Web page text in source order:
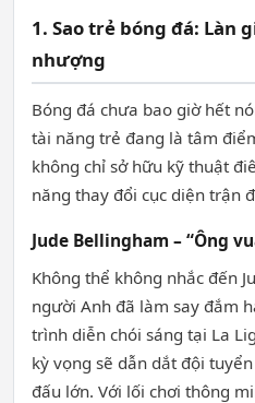
1. Sao trẻ bóng đá: Làn
nhượng
Bóng đá chưa bao giờ hết
tài năng trẻ đang là tâm
không chỉ sở hữu kỹ thuật
năng thay đổi cục diện trận
Jude Bellingham – “Ông
Không thể không nhắc đến
người Anh đã làm say đắm
trình diễn chói sáng tại La
kỳ vọng sẽ dẫn dắt đội
đấu lớn. Với lối chơi thông